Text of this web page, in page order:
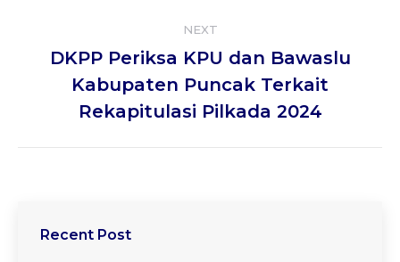
NEXT
Next
DKPP Periksa KPU dan Bawaslu
Kabupaten Puncak Terkait
Rekapitulasi Pilkada 2024
Recent Post